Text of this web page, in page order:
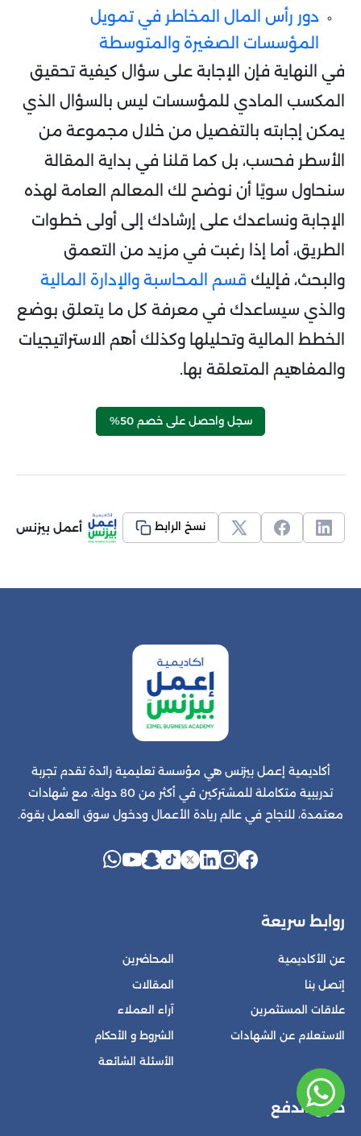
دور رأس المال المخاطر في تمويل
المؤسسات الصغيرة والمتوسطة
في النهاية فإن الإجابة على سؤال كيفية تحقيق
المكسب المادي للمؤسسات ليس بالسؤال الذي
يمكن إجابته بالتفصيل من خلال مجموعة من
الأسطر فحسب، بل كما قلنا في بداية المقالة
سنحاول سويًا أن نوضح لك المعالم العامة لهذه
الإجابة ونساعدك على إرشادك إلى أولى خطوات
الطريق، أما إذا رغبت في مزيد من التعمق
والبحث، فإليك قسم المحاسبة والإدارة المالية
والذي سيساعدك في معرفة كل ما يتعلق بوضع
الخطط المالية وتحليلها وكذلك أهم الاستراتيجيات
والمفاهيم المتعلقة بها.
سجل واحصل على خصم 50%
نسخ الرابط أعمل بيزنس
أكاديمية إعمل بيزنس هي مؤسسة تعليمية رائدة تقدم تجربة
تدريبية متكاملة للمشتركين في أكثر من 80 دولة، مع شهادات
معتمدة، للنجاح في عالم ريادة الأعمال ودخول سوق العمل بقوة.
روابط سريعة
عن الأكاديمية
إتصل بنا
علاقات المستثمرين
الاستعلام عن الشهادات
المحاضرين
المقالات
آراء العملاء
الشروط و الأحكام
الأسئلة الشائعة
طرق الدفع